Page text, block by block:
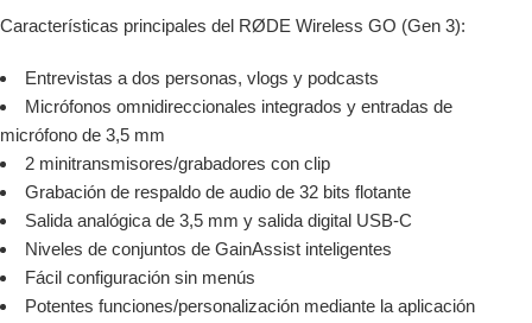
Características principales del RØDE Wireless GO (Gen 3):
Entrevistas a dos personas, vlogs y podcasts
Micrófonos omnidireccionales integrados y entradas de
micrófono de 3,5 mm
2 minitransmisores/grabadores con clip
Grabación de respaldo de audio de 32 bits flotante
Salida analógica de 3,5 mm y salida digital USB-C
Niveles de conjuntos de GainAssist inteligentes
Fácil configuración sin menús
Potentes funciones/personalización mediante la aplicación